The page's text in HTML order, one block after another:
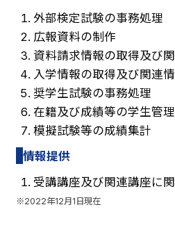
外部検定試験の事務処理
広報資料の制作
資料請求情報の取得及び
入学情報の取得及び関連
奨学生試験の事務処理
在籍及び成績等の学生管理
模擬試験等の成績集計
情報提供
受講講座及び関連講座に
※2022年12月1日現在